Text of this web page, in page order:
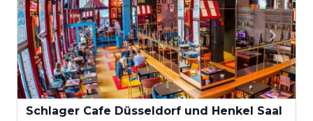
Schlager Cafe Düsseldorf und Henkel Saal